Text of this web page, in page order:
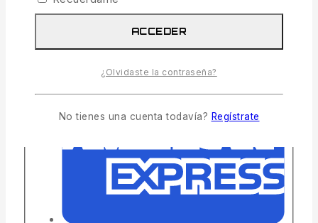
ACCEDER
¿Olvidaste la contraseña?
No tienes una cuenta todavía? Regístrate